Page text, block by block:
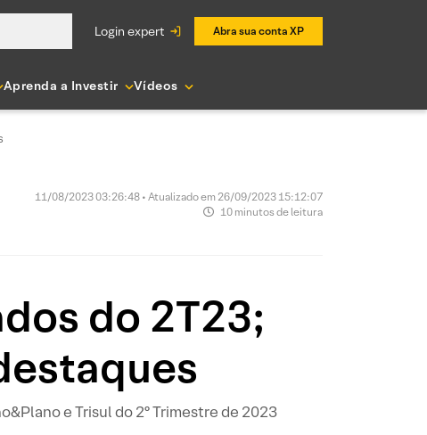
login expert Abra sua conta XP
Aprenda a Investir Vídeos
11/08/2023 03:26:48 • Atualizado em 26/09/2023 15:12:07
10 minutos de leitura
do 2T23;
e Trisul do 2º Trimestre de 2023